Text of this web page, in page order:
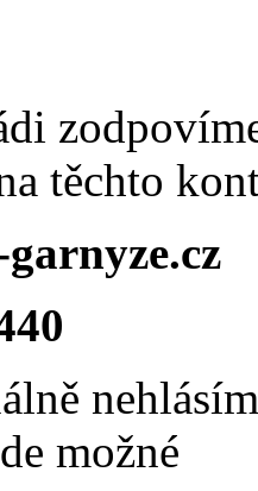
těchto
možné